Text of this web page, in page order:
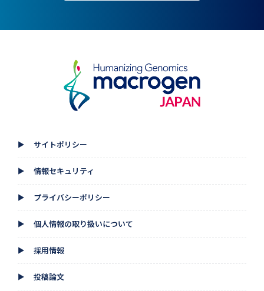
▲ サイトポリシー
▲ 情報セキュリティ
▲ プライバシーポリシー
▲ 個人情報の取り扱いについて
▲ 採用情報
▲ 投稿論文